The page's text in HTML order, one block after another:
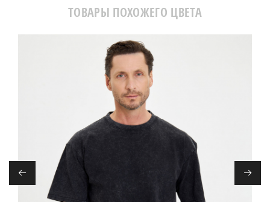
ТОВАРЫ ПОХОЖЕГО ЦВЕТА
← →